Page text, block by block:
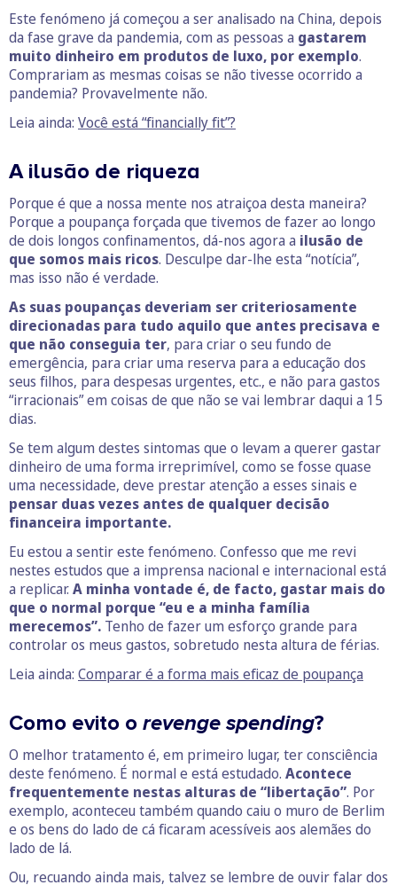
Este fenómeno já começou a ser analisado na China, depois
da fase grave da pandemia, com as pessoas a gastarem
muito dinheiro em produtos de luxo, por exemplo.
Comprariam as mesmas coisas se não tivesse ocorrido a
pandemia? Provavelmente não.
Leia ainda: Você está “financially fit”?
A ilusão de riqueza
Porque é que a nossa mente nos atraiçoa desta maneira?
Porque a poupança forçada que tivemos de fazer ao longo
de dois longos confinamentos, dá-nos agora a ilusão de
que somos mais ricos. Desculpe dar-lhe esta “notícia”,
mas isso não é verdade.
As suas poupanças deveriam ser criteriosamente
direcionadas para tudo aquilo que antes precisava e
que não conseguia ter, para criar o seu fundo de
emergência, para criar uma reserva para a educação dos
seus filhos, para despesas urgentes, etc., e não para gastos
“irracionais” em coisas de que não se vai lembrar daqui a 15
dias.
Se tem algum destes sintomas que o levam a querer gastar
dinheiro de uma forma irreprimível, como se fosse quase
uma necessidade, deve prestar atenção a esses sinais e
pensar duas vezes antes de qualquer decisão
financeira importante.
Eu estou a sentir este fenómeno. Confesso que me revi
nestes estudos que a imprensa nacional e internacional está
a replicar.A minha vontade é, de facto, gastar mais do
que o normal porque “eu e a minha família
merecemos”. Tenho de fazer um esforço grande para
controlar os meus gastos, sobretudo nesta altura de férias.
Leia ainda: Comparar é a forma mais eficaz de poupança
Como evito o revenge spending?
O melhor tratamento é, em primeiro lugar, ter consciência
deste fenómeno. É normal e está estudado. Acontece
frequentemente nestas alturas de “libertação”. Por
exemplo, aconteceu também quando caiu o muro de Berlim
e os bens do lado de cá ficaram acessíveis aos alemães do
lado de lá.
Ou, recuando ainda mais, talvez se lembre de ouvir falar dos